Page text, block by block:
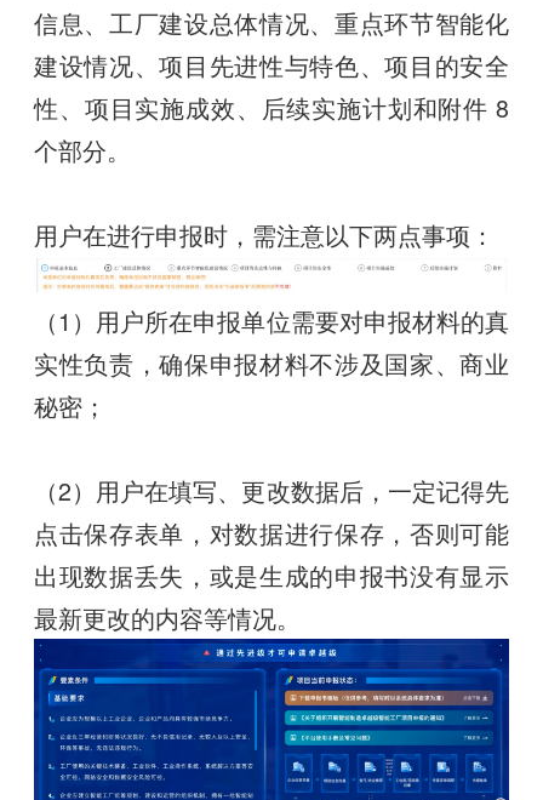
信息、工厂建设总体情况、重点环节智能化
建设情况、项目先进性与特色、项目的安全
性、项目实施成效、后续实施计划和附件 8
个部分。
用户在进行申报时，需注意以下两点事项：
（1）用户所在申报单位需要对申报材料的真
实性负责，确保申报材料不涉及国家、商业
秘密；
（2）用户在填写、更改数据后，一定记得先
点击保存表单，对数据进行保存，否则可能
出现数据丢失，或是生成的申报书没有显示
最新更改的内容等情况。